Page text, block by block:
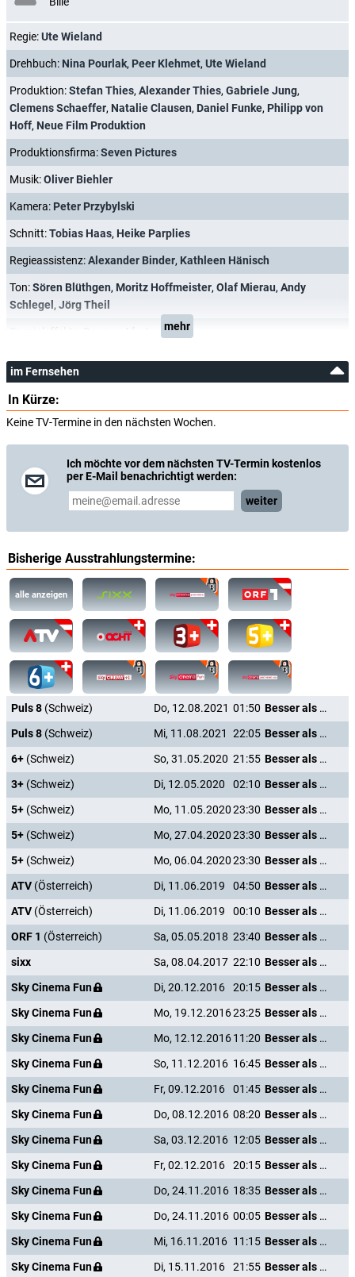
Regie:Ute Wieland
Drehbuch: Nina Pourlak, Peer Klehmet, Ute Wieland
Produktion:Stefan Thies, Alexander Thies, Gabriele Jung,
Clemens Schaeffer, Natalie Clausen, Daniel Funke, Philipp von
Hoff, Neue Film Produktion
Produktionsfirma:Seven Pictures
Musik:Oliver Biehler
Kamera: Peter Przybylski
Schnitt:Tobias Haas, Heike Parplies
Regieassistenz:Alexander Binder, Kathleen Hänisch
Ton:Sören Blüthgen, Moritz Hoffmeister, Olaf Mierau, Andy
Schlegel, Jörg Theil
mehr
im Fernsehen
In Kürze:
Keine TV-Termine in den nächsten Wochen.
Ich möchte vor dem nächsten TV-Termin kostenlos
per E-Mail benachrichtigt werden:
weiter
Bisherige Ausstrahlungstermine:
alle anzeigen
Puls 8 (Schweiz) Do, 12.08.2021 01:50
Besser als nix - Gestorben ist noch jeder
Puls 8 (Schweiz) Mi, 11.08.2021 22:05
Besser als nix - Gestorben ist noch jeder
6+ (Schweiz) So, 31.05.2020 21:55
Besser als nix - Gestorben ist noch jeder
3+ (Schweiz) Di, 12.05.2020 02:10
Besser als nix - Gestorben ist noch jeder
5+ (Schweiz) Mo, 11.05.202023:30
Besser als nix - Gestorben ist noch jeder
5+ (Schweiz) Mo, 27.04.202023:30
Besser als nix - Gestorben ist noch jeder
5+ (Schweiz) Mo, 06.04.202023:30
Besser als nix - Gestorben ist noch jeder
ATV (Österreich) Di, 11.06.2019 04:50
Besser als nix - Gestorben ist noch jeder
ATV (Österreich) Di, 11.06.2019 00:10
Besser als nix - Gestorben ist noch jeder
ORF 1 (Österreich) Sa, 05.05.2018 23:40
Besser als nix - Gestorben ist noch jeder
sixx
Sa, 08.04.2017 22:10
Besser als nix - Gestorben ist noch jeder
Sky Cinema Fun
Di, 20.12.2016 20:15
Besser als nix - Gestorben ist noch jeder
Sky Cinema Fun
Mo, 19.12.201623:25
Besser als nix - Gestorben ist noch jeder
Sky Cinema Fun
Mo, 12.12.201611:20
Besser als nix - Gestorben ist noch jeder
Sky Cinema Fun
So, 11.12.2016 16:45
Besser als nix - Gestorben ist noch jeder
Sky Cinema Fun
Fr, 09.12.2016 01:45
Besser als nix - Gestorben ist noch jeder
Sky Cinema Fun
Do, 08.12.2016 08:20
Besser als nix - Gestorben ist noch jeder
Sky Cinema Fun
Sa, 03.12.2016 12:05
Besser als nix - Gestorben ist noch jeder
Sky Cinema Fun
Fr, 02.12.2016 20:15
Besser als nix - Gestorben ist noch jeder
Sky Cinema Fun
Do, 24.11.2016 18:35
Besser als nix - Gestorben ist noch jeder
Sky Cinema Fun
Do, 24.11.2016 00:05
Besser als nix - Gestorben ist noch jeder
Sky Cinema Fun
Mi, 16.11.2016 11:15
Besser als nix - Gestorben ist noch jeder
Sky Cinema Fun
Di, 15.11.2016 21:55
Besser als nix - Gestorben ist noch jeder